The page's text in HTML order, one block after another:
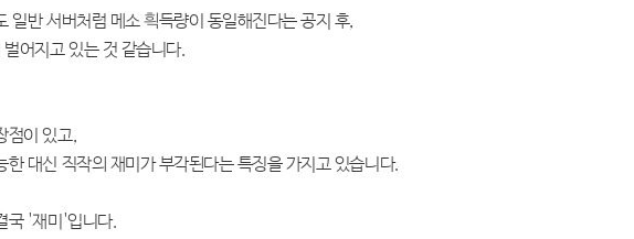
일반 서버처럼 메소 흭득량이 동일해진다는 공지 후,
어지고 있는 것 같습니다.
점이 있고,
대신 직작의 재미가 부각된다는 특징을 가지고 있습니다.
국 '재미'입니다.